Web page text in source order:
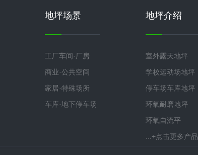
地坪场景
工厂车间·厂房
商业·公共空间
家居·特殊场所
车库·地下停车场
地坪介绍
室外露天地坪
学校运动场地坪
停车场车库地坪
环氧耐磨地坪
环氧自流平
...+点击更多产品